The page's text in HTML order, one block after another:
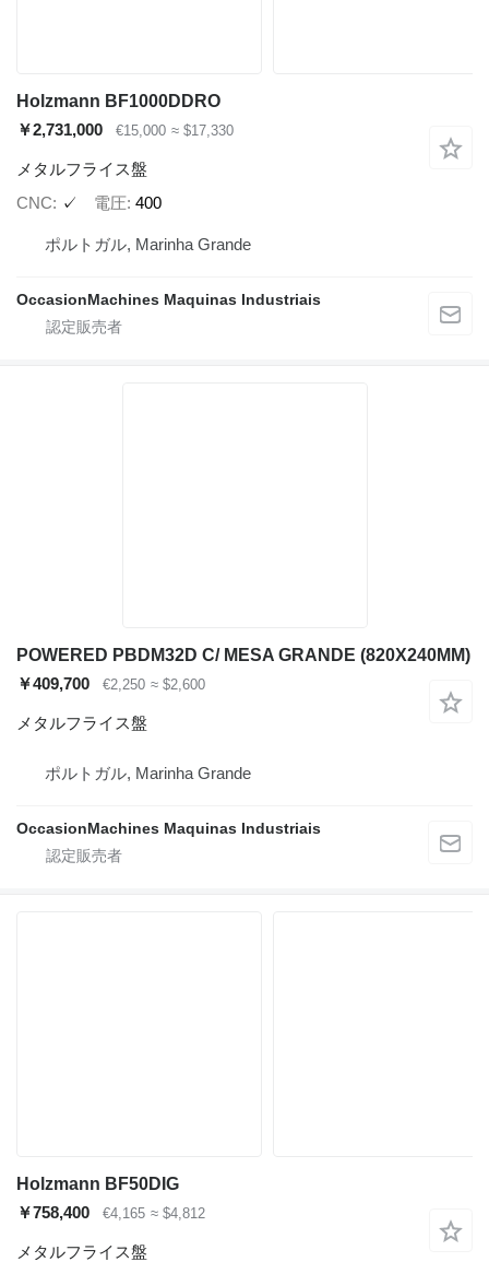
Holzmann BF1000DDRO
￥2,731,000
€15,000 ≈ $17,330
メタルフライス盤
CNC
✓ 電圧 400
ポルトガル, Marinha Grande
OccasionMachines Maquinas Industriais
POWERED PBDM32D C/ MESA GRANDE (820X240MM)
￥409,700
€2,250 ≈ $2,600
メタルフライス盤
ポルトガル, Marinha Grande
OccasionMachines Maquinas Industriais
Holzmann BF50DIG
￥758,400
€4,165 ≈ $4,812
メタルフライス盤